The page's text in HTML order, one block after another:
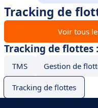
Tracking de
Voir tous
Tracking de flottes
TMS Gestion de
Tracking de flottes